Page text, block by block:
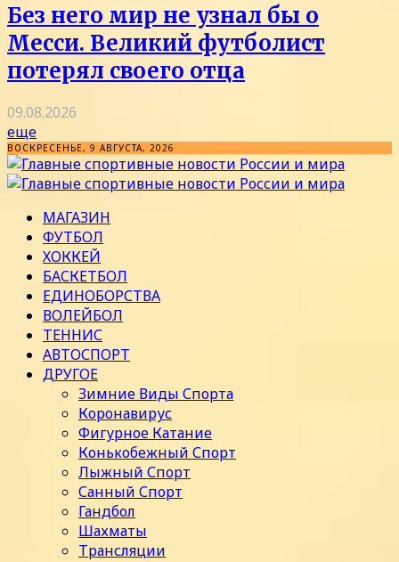
Без него мир не узнал бы о
Месси. Великий футболист
потерял своего отца
09.08.2026
еще
ВОСКРЕСЕНЬЕ, 9 АВГУСТА, 2026
МАГАЗИН
ФУТБОЛ
ХОККЕЙ
БАСКЕТБОЛ
ЕДИНОБОРСТВА
ВОЛЕЙБОЛ
ТЕННИС
АВТОСПОРТ
ДРУГОЕ
Зимние Виды Спорта
Коронавирус
Фигурное Катание
Конькобежный Спорт
Лыжный Спорт
Санный Спорт
Гандбол
Шахматы
Трансляции